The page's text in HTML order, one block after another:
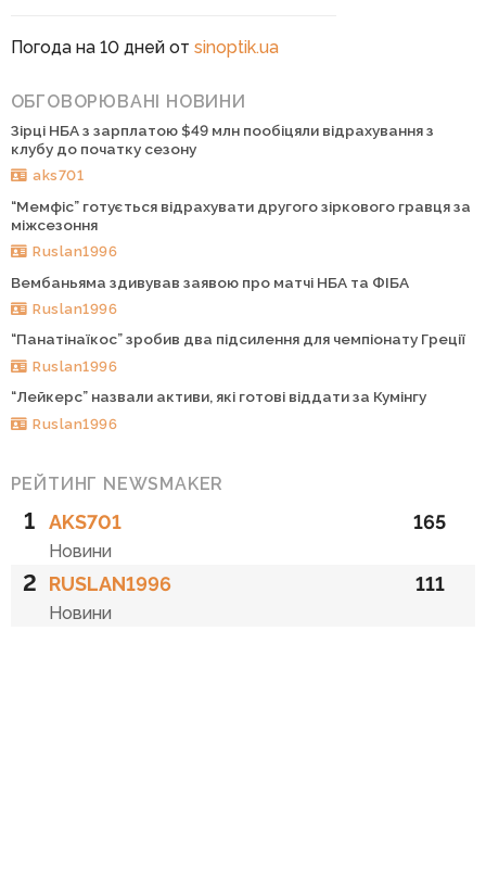
Погода на 10 дней от sinoptik.ua
ОБГОВОРЮВАНІ НОВИНИ
Зірці НБА з зарплатою $49 млн пообіцяли відрахування з
клубу до початку сезону
aks701
“Мемфіс” готується відрахувати другого зіркового гравця за
міжсезоння
Ruslan1996
Вембаньяма здивував заявою про матчі НБА та ФІБА
Ruslan1996
“Панатінаїкос” зробив два підсилення для чемпіонату Греції
Ruslan1996
“Лейкерс” назвали активи, які готові віддати за Кумінгу
Ruslan1996
РЕЙТИНГ NEWSMAKER
1 AKS701
Новини
165
2 RUSLAN1996
Новини
111